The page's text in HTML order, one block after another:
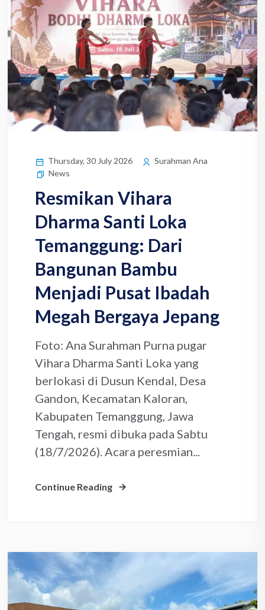
Thursday, 30 July 2026
Surahman Ana
News
Resmikan Vihara
Dharma Santi Loka
Temanggung: Dari
Bangunan Bambu
Menjadi Pusat Ibadah
Megah Bergaya Jepang
Foto: Ana Surahman Purna pugar
Vihara Dharma Santi Loka yang
berlokasi di Dusun Kendal, Desa
Gandon, Kecamatan Kaloran,
Kabupaten Temanggung, Jawa
Tengah, resmi dibuka pada Sabtu
(18/7/2026). Acara peresmian...
Continue Reading